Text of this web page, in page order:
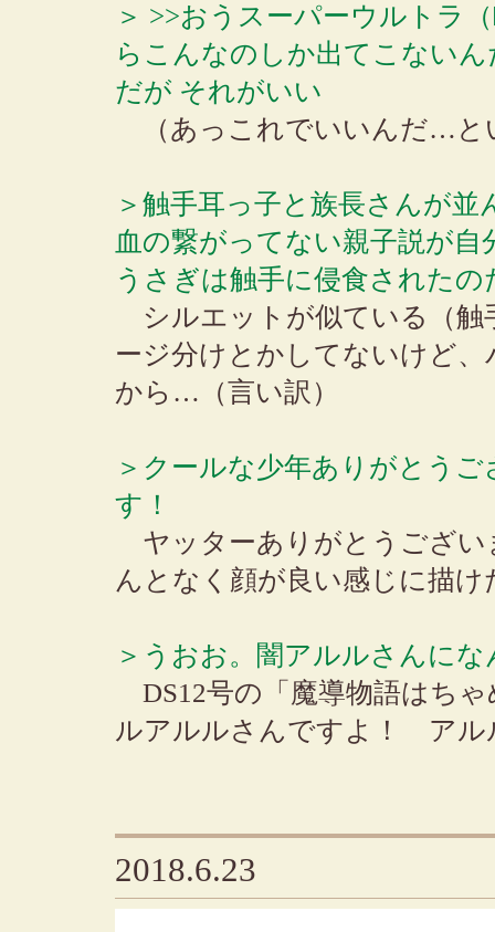
＞ >>おうスーパーウルトラ
らこんなのしか出てこないん
だが それがいい
（あっこれでいいんだ…と
＞触手耳っ子と族長さんが
血の繋がってない親子説が自
うさぎは触手に侵食された
シルエットが似ている（
ージ分けとかしてないけど
から…（言い訳）
＞クールな少年ありがとう
す！
ヤッターありがとうござい
んとなく顔が良い感じに描
＞うおお。闇アルルさんに
DS12号の「魔導物語はち
ルアルルさんですよ！ アル
2018.6.23